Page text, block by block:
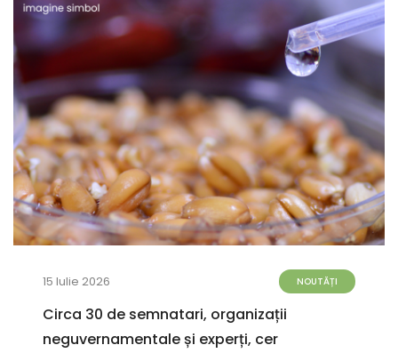
15 Iulie 2026 NOUTĂȚI
Circa 30 de semnatari, organizații
neguvernamentale și experți, cer